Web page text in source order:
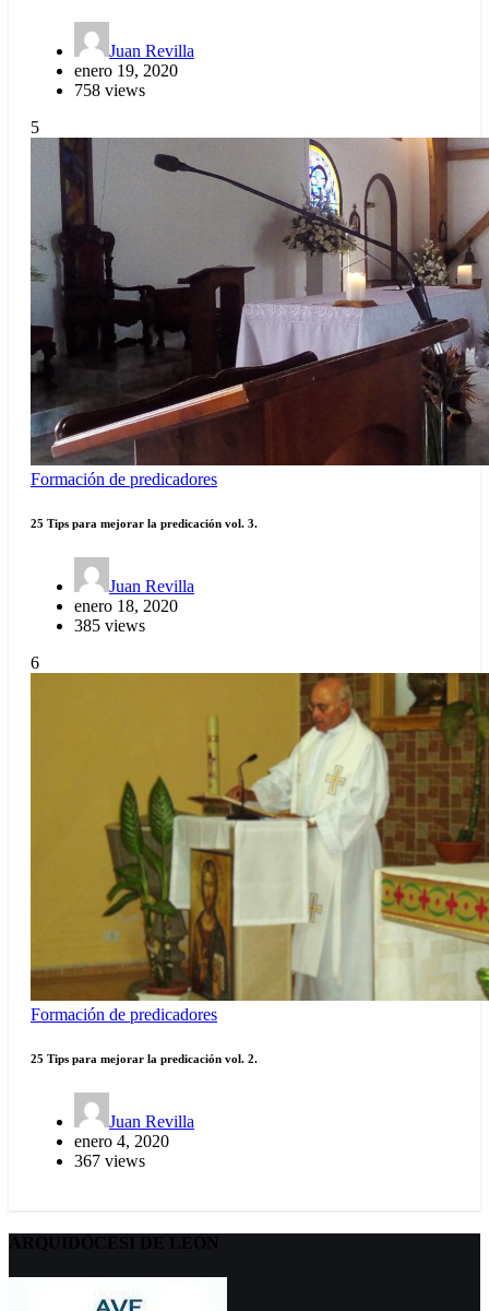
Juan Revilla
enero 19, 2020
758 views
5
Formación de predicadores
25 Tips para mejorar la predicación vol. 3.
Juan Revilla
enero 18, 2020
385 views
6
Formación de predicadores
25 Tips para mejorar la predicación vol. 2.
Juan Revilla
enero 4, 2020
367 views
ARQUIDÖCESI DE LEÓN